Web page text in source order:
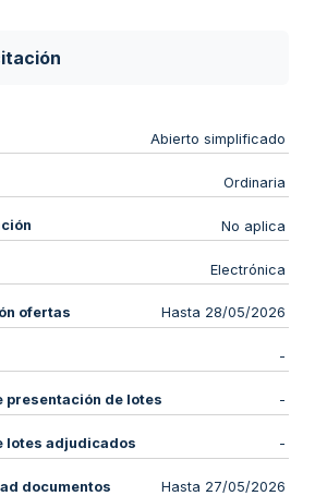
Abierto simplificado
Ordinaria
No aplica
Electrónica
ofertas Hasta 28/05/2026
-
presentación de lotes -
lotes adjudicados -
documentos Hasta 27/05/2026